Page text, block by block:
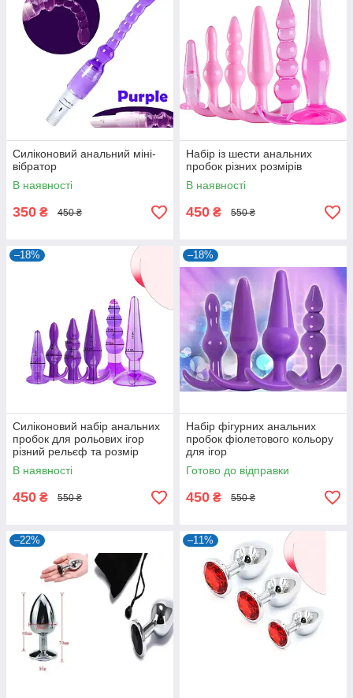
Силіконовий анальний міні-
вібратор
В наявності
350 ₴ 450 ₴
Набір із шести анальних
пробок різних розмірів
В наявності
450 ₴ 550 ₴
–18%
Силіконовий набір анальних
пробок для рольових ігор
різний рельєф та розмір
В наявності
450 ₴ 550 ₴
–18%
Набір фігурних анальних
пробок фіолетового кольору
для ігор
Готово до відправки
450 ₴ 550 ₴
–22% –11%